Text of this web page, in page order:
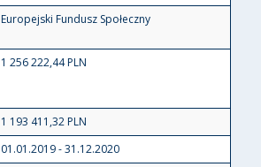
Europejski Fundusz Społeczny
1 256 222,44 PLN
1 193 411,32 PLN
01.01.2019 - 31.12.2020